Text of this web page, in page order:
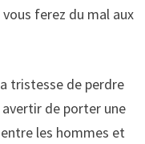
ferez du mal aux
tristesse de perdre
de porter une
les hommes et